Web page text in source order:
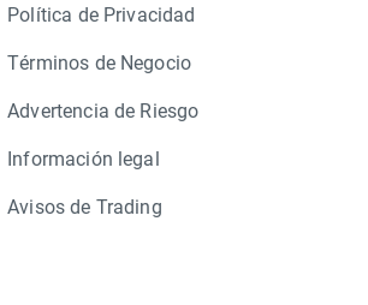
Política de Privacidad
Términos de Negocio
Advertencia de Riesgo
Información legal
Avisos de Trading